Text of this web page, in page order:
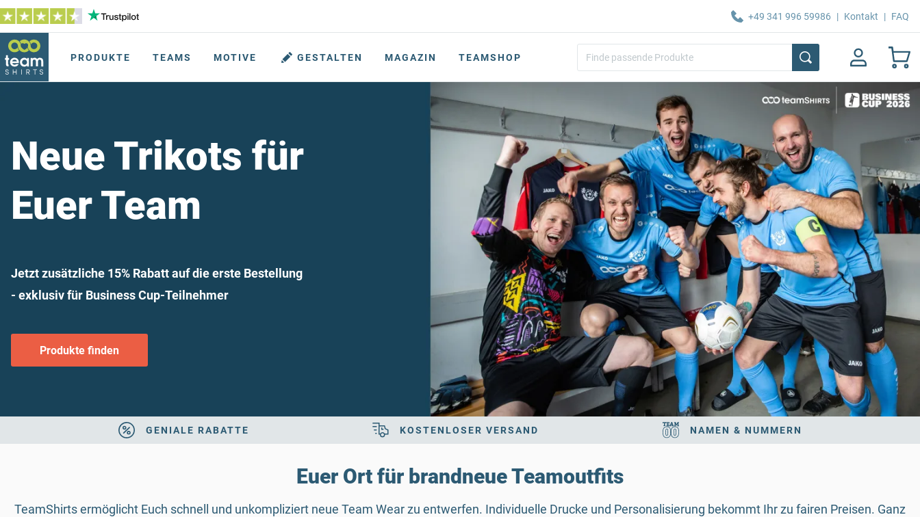
+49 341 996 59986 | Kontakt | FAQ
PRODUKTE TEAMS MOTIVE GESTALTEN MAGAZIN TEAMSHOP
Neue Trikots für
Euer Team
Jetzt zusätzliche 15% Rabatt auf die erste Bestellung
- exklusiv für Business Cup-Teilnehmer
Produkte finden
GENIALE RABATTE KOSTENLOSER VERSAND NAMEN & NUMMERN
Euer Ort für brandneue Teamoutfits
TeamShirts ermöglicht Euch schnell und unkompliziert neue Team Wear zu entwerfen. Individuelle Drucke und Personalisierung bekommt Ihr zu fairen Preisen. Ganz